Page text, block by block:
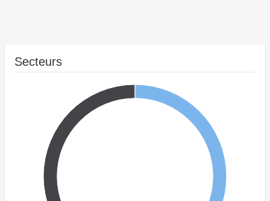
Secteurs